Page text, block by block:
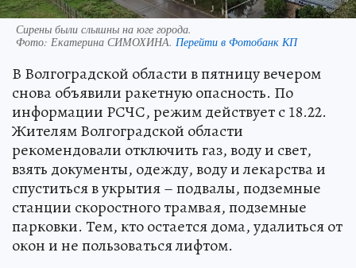
Сирены были слышны на юге города.
Фото: Екатерина СИМОХИНА. Перейти в Фотобанк КП
В Волгоградской области в пятницу вечером
снова объявили ракетную опасность. По
информации РСЧС, режим действует с 18.22.
Жителям Волгоградской области
рекомендовали отключить газ, воду и свет,
взять документы, одежду, воду и лекарства и
спуститься в укрытия – подвалы, подземные
станции скоростного трамвая, подземные
парковки. Тем, кто остается дома, удалиться от
окон и не пользоваться лифтом.